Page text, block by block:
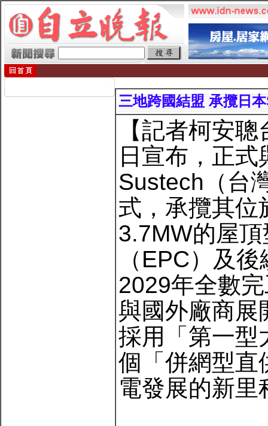
三地跨國結盟 承攬日
【記者柯安
日宣布，正
Sustech（台
式，承攬其位
3.7MW的屋
（EPC）及
2029年全數
與國外廠商展
採用「第一型
個「併網型直
電發展的新里